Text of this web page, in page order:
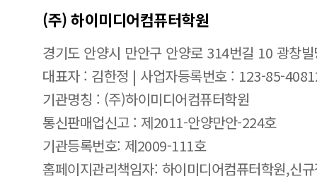
(주) 하이미디어컴퓨터학원
경기도 안양시 만안구 안양로 314번길 10 광창
대표자 : 김한정 | 사업자등록번호 : 123-85-
기관명칭 : (주)하이미디어컴퓨터학원
통신판매업신고 : 제2011-안양만안-224호
기관등록번호: 제2009-111호
홈페이지관리책임자: 하이미디어컴퓨터학원,신